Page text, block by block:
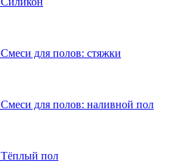
Смеси для полов: стяжки
Смеси для полов: наливной пол
Тёплый пол